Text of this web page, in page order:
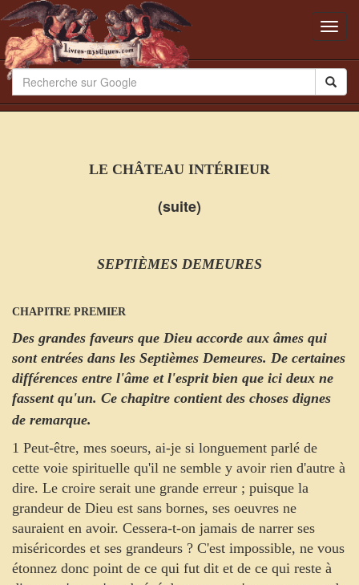
LE CHÂTEAU INTÉRIEUR
(suite)
SEPTIÈMES DEMEURES
CHAPITRE PREMIER
Des grandes faveurs que Dieu accorde aux âmes qui
sont entrées dans les Septièmes Demeures. De certaines
différences entre l'âme et l'esprit bien que ici deux ne
fassent qu'un. Ce chapitre contient des choses dignes
de remarque.
1 Peut-être, mes soeurs, ai-je si longuement parlé de
cette voie spirituelle qu'il ne semble y avoir rien d'autre à
dire. Le croire serait une grande erreur ; puisque la
grandeur de Dieu est sans bornes, ses oeuvres ne
sauraient en avoir. Cessera-t-on jamais de narrer ses
miséricordes et ses grandeurs ? C'est impossible, ne vous
étonnez donc point de ce qui fut dit et de ce qui reste à